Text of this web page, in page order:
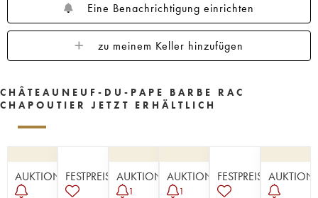
Eine Benachrichtigung einrichten
zu meinem Keller hinzufügen
CHÂTEAUNEUF-DU-PAPE BARBE RAC
CHAPOUTIER JETZT ERHÄLTLICH
AUKTION FESTPREISEAUKTION
1
AUKTION
1
FESTPREISEAUKTION